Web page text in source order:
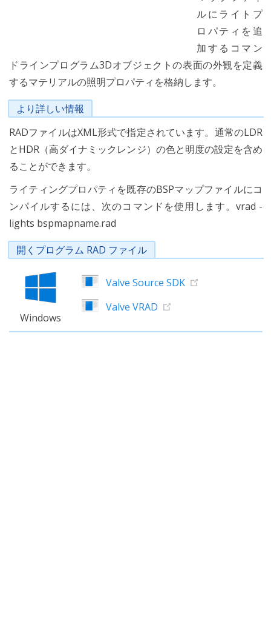
ルにライトプ
ロパティを追
加するコマン
ドラインプログラム3Dオブジェクトの表面の外観を定義
するマテリアルの照明プロパティを格納します。
より詳しい情報
RADファイルはXML形式で指定されています。通常のLDR
とHDR（高ダイナミックレンジ）の色と明度の設定を含め
ることができます。
ライティングプロパティを既存のBSPマップファイルにコ
ンパイルするには、次のコマンドを使用します。vrad -
lights bspmapname.rad
開くプログラム RAD ファイル
Windows
Valve Source SDK
Valve VRAD